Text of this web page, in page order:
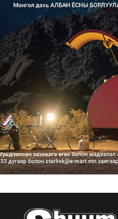
рүү зөвшөөрөлгүй
дууд...
Ч:19А чиглэлийн
хугац...